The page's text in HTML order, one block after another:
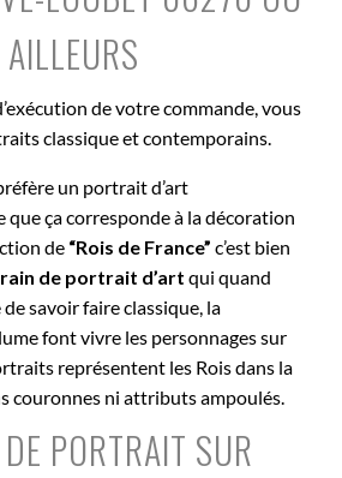
AILLEURS
de votre commande, vous
classique et contemporains.
un portrait d’art
ça corresponde à la décoration
de “Rois de France” c’est bien
de portrait d’art qui quand
de savoir faire classique, la
font vivre les personnages sur
représentent les Rois dans la
couronnes ni attributs ampoulés.
PORTRAIT SUR